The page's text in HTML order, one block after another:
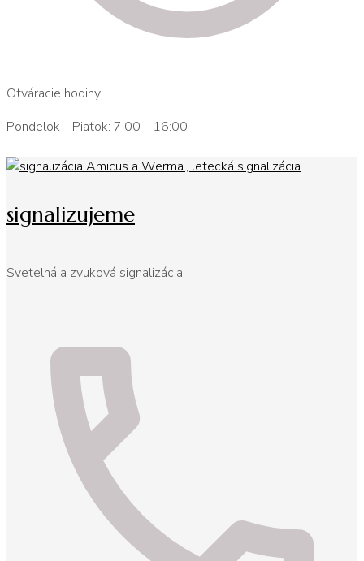
Otváracie hodiny
Pondelok - Piatok: 7:00 - 16:00
signalizujeme
Svetelná a zvuková signalizácia